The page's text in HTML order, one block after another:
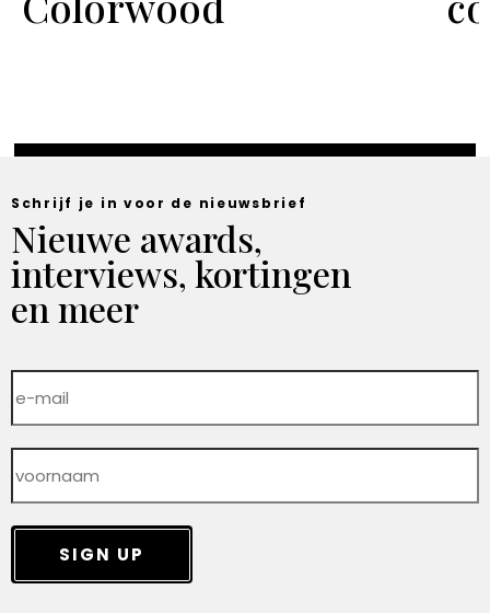
Schrijf je in voor de nieuwsbrief
Nieuwe awards,
interviews, kortingen
en meer
SIGN UP